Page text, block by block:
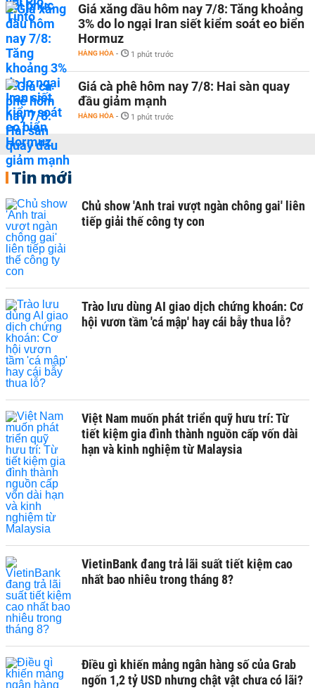
Giá xăng dầu hôm nay 7/8: Tăng khoảng
3% do lo ngại Iran siết kiểm soát eo biển
Hormuz
HÀNG HÓA - 1 phút trước
Giá cà phê hôm nay 7/8: Hai sàn quay
đầu giảm mạnh
HÀNG HÓA - 1 phút trước
Tin mới
Chủ show 'Anh trai vượt ngàn chông gai' liên
tiếp giải thế công ty con
Trào lưu dùng AI giao dịch chứng khoán: Cơ
hội vươn tầm 'cá mập' hay cái bẫy thua lỗ?
Việt Nam muốn phát triển quỹ hưu trí: Từ
tiết kiệm gia đình thành nguồn cấp vốn dài
hạn và kinh nghiệm từ Malaysia
VietinBank đang trả lãi suất tiết kiệm cao
nhất bao nhiêu trong tháng 8?
Điều gì khiến mảng ngân hàng số của Grab
ngốn 1,2 tỷ USD nhưng chật vật chưa có lãi?